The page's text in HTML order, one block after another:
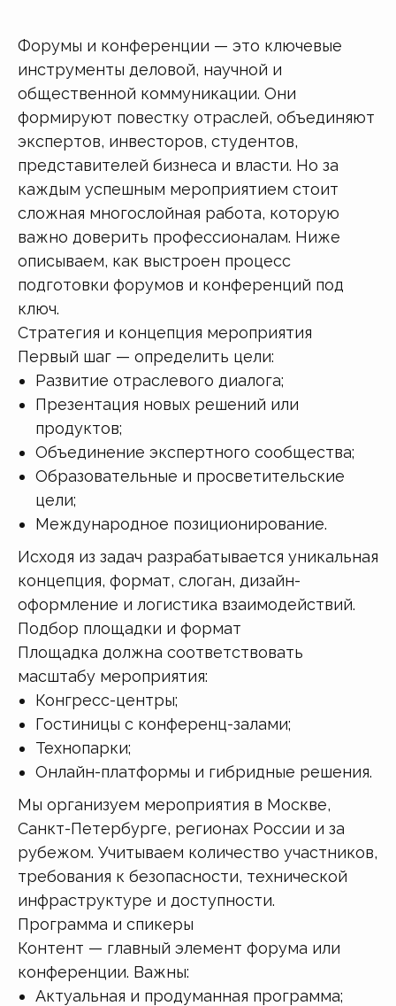
Форумы и конференции — это ключевые
инструменты деловой, научной и
общественной коммуникации. Они
формируют повестку отраслей, объединяют
экспертов, инвесторов, студентов,
представителей бизнеса и власти. Но за
каждым успешным мероприятием стоит
сложная многослойная работа, которую
важно доверить профессионалам. Ниже
описываем, как выстроен процесс
подготовки форумов и конференций под
ключ.
Стратегия и концепция мероприятия
Первый шаг — определить цели:
Развитие отраслевого диалога;
Презентация новых решений или
продуктов;
Объединение экспертного сообщества;
Образовательные и просветительские
цели;
Международное позиционирование.
Исходя из задач разрабатывается уникальная
концепция, формат, слоган, дизайн-
оформление и логистика взаимодействий.
Подбор площадки и формат
Площадка должна соответствовать
масштабу мероприятия:
Конгресс-центры;
Гостиницы с конференц-залами;
Технопарки;
Онлайн-платформы и гибридные решения.
Мы организуем мероприятия в Москве,
Санкт-Петербурге, регионах России и за
рубежом. Учитываем количество участников,
требования к безопасности, технической
инфраструктуре и доступности.
Программа и спикеры
Контент — главный элемент форума или
конференции. Важны:
Актуальная и продуманная программа;